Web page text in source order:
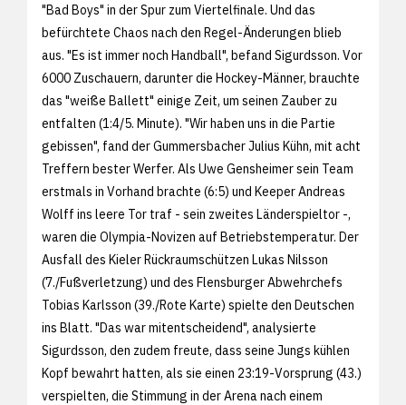
"Bad Boys" in der Spur zum Viertelfinale. Und das
befürchtete Chaos nach den Regel-Änderungen blieb
aus. "Es ist immer noch Handball", befand Sigurdsson. Vor
6000 Zuschauern, darunter die Hockey-Männer, brauchte
das "weiße Ballett" einige Zeit, um seinen Zauber zu
entfalten (1:4/5. Minute). "Wir haben uns in die Partie
gebissen", fand der Gummersbacher Julius Kühn, mit acht
Treffern bester Werfer. Als Uwe Gensheimer sein Team
erstmals in Vorhand brachte (6:5) und Keeper Andreas
Wolff ins leere Tor traf - sein zweites Länderspieltor -,
waren die Olympia-Novizen auf Betriebstemperatur. Der
Ausfall des Kieler Rückraumschützen Lukas Nilsson
(7./Fußverletzung) und des Flensburger Abwehrchefs
Tobias Karlsson (39./Rote Karte) spielte den Deutschen
ins Blatt. "Das war mitentscheidend", analysierte
Sigurdsson, den zudem freute, dass seine Jungs kühlen
Kopf bewahrt hatten, als sie einen 23:19-Vorsprung (43.)
verspielten, die Stimmung in der Arena nach einem